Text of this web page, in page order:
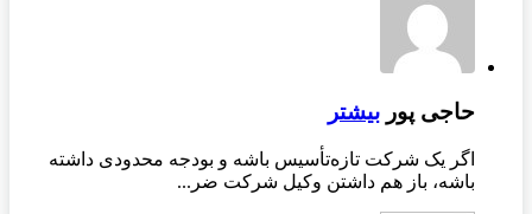
حاجی پور بیشتر
اگر یک شرکت تازه‌تأسیس باشه و بودجه محدودی داشته
باشه، باز هم داشتن وکیل شرکت ضر...